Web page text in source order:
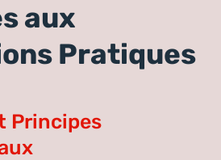
aux
Pratiques
Principes